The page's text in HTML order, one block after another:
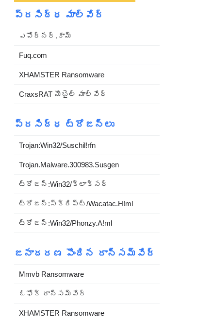
ప్రసిద్ధ మాల్వేర్
ఎపోర్నర్.కామ్
Fuq.com
XHAMSTER Ransomware
CraxsRAT మొబైల్ మాల్వేర్
ప్రసిద్ధ ట్రోజన్లు
Trojan:Win32/Suschil!rfn
Trojan.Malware.300983.Susgen
ట్రోజన్:Win32/క్లాక్సర్
ట్రోజన్:స్క్రిప్ట్/Wacatac.H!ml
ట్రోజన్:Win32/Phonzy.A!ml
జనాదరణ పొందిన రాన్సమ్‌వేర్
Mmvb Ransomware
ఓఫోక్ రాన్సమ్‌వేర్
XHAMSTER Ransomware